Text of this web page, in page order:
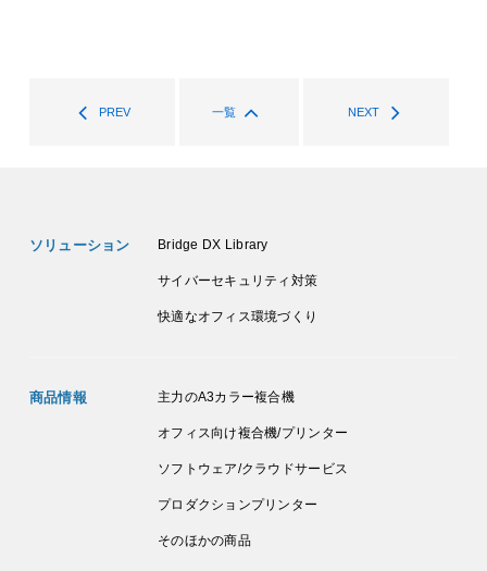
PREV 一覧 NEXT
ソリューション Bridge DX Library
サイバーセキュリティ対策
快適なオフィス環境づくり
商品情報 主力のA3カラー複合機
オフィス向け複合機/プリンター
ソフトウェア/クラウドサービス
プロダクションプリンター
そのほかの商品